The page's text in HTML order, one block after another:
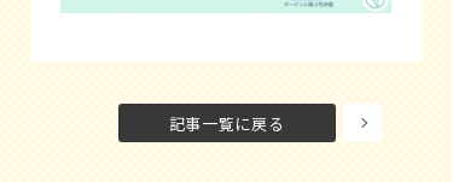
記事一覧に戻る